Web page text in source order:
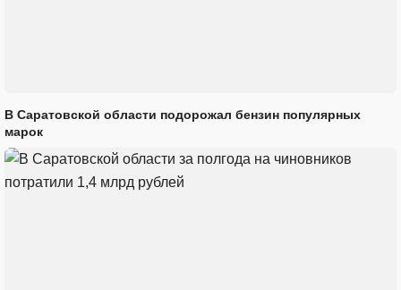
В Саратовской области подорожал бензин популярных
марок